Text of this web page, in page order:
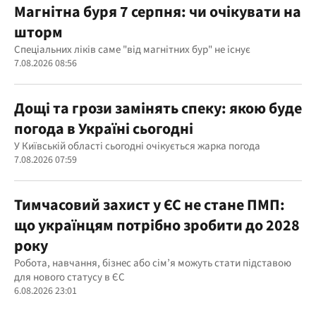
Магнітна буря 7 серпня: чи очікувати на
шторм
Спеціальних ліків саме "від магнітних бур" не існує
7.08.2026 08:56
Дощі та грози замінять спеку: якою буде
погода в Україні сьогодні
У Київській області сьогодні очікується жарка погода
7.08.2026 07:59
Тимчасовий захист у ЄС не стане ПМП:
що українцям потрібно зробити до 2028
року
Робота, навчання, бізнес або сім’я можуть стати підставою
для нового статусу в ЄС
6.08.2026 23:01